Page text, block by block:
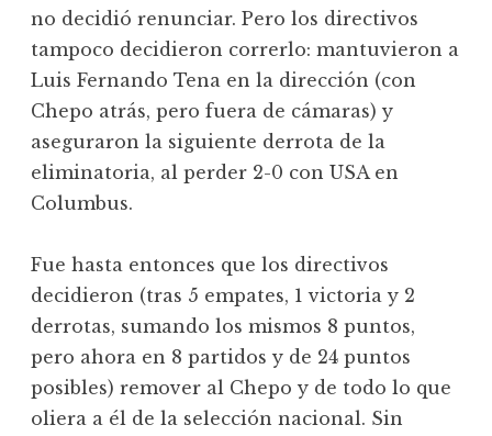
no decidió renunciar. Pero los directivos
tampoco decidieron correrlo: mantuvieron a
Luis Fernando Tena en la dirección (con
Chepo atrás, pero fuera de cámaras) y
aseguraron la siguiente derrota de la
eliminatoria, al perder 2-0 con USA en
Columbus.
Fue hasta entonces que los directivos
decidieron (tras 5 empates, 1 victoria y 2
derrotas, sumando los mismos 8 puntos,
pero ahora en 8 partidos y de 24 puntos
posibles) remover al Chepo y de todo lo que
oliera a él de la selección nacional. Sin